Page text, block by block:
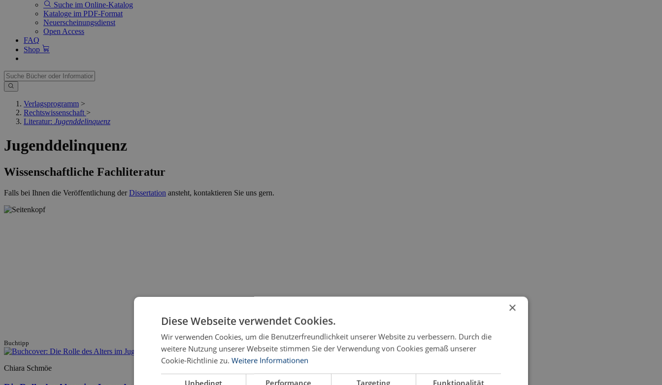
Suche im Online-Katalog
Kataloge im PDF-Format
Neuerscheinungsdienst
Open Access
FAQ
Shop
Verlagsprogramm >
Rechtswissenschaft >
Literatur: Jugenddelinquenz
Jugenddelinquenz
Wissenschaftliche Fachliteratur
Falls bei Ihnen die Veröffentlichung derDissertation ansteht, kontaktieren Sie uns gern.
Buchtipp
Chiara Schmöe
×
Diese Webseite verwendet Cookies.
Wir verwenden Cookies, um die Benutzerfreundlichkeit unserer Website zu verbessern. Durch die
weitere Nutzung unserer Webseite stimmen Sie der Verwendung von Cookies gemäß unserer
Cookie-Richtlinie zu. Weitere Informationen
Unbedingt
Performance Targeting Funktionalität